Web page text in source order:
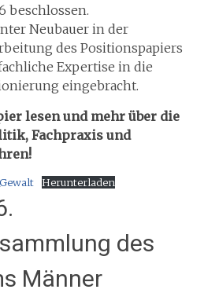
beschlossen.
Neubauer in der
des Positionspapiers
Expertise in die
eingebracht.
lesen und mehr über die
Fachpraxis und
Herunterladen
des
Männer